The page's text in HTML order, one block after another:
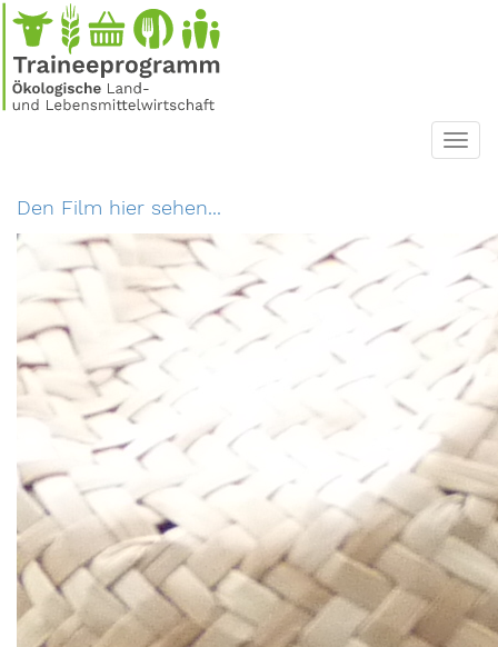
Direkt
zum
Inhalt
Den Film hier sehen...